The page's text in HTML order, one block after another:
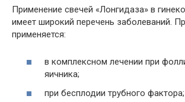
Применение свечей «Лонгидаза» в
имеет широкий перечень заболеваний.
применяется:
в комплексном лечении при
яичника;
при бесплодии трубного фактора;